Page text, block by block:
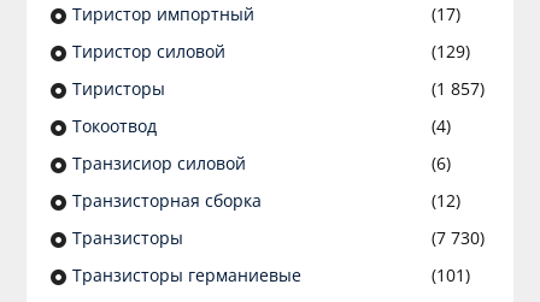
Тиристор импортный
(17)
Тиристор силовой
(129)
Тиристоры
(1 857)
Токоотвод
(4)
Транзисиор силовой
(6)
Транзисторная сборка
(12)
Транзисторы
(7 730)
Транзисторы германиевые
(101)